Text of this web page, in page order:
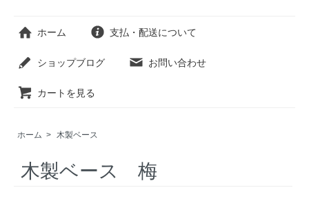
ホーム 支払・配送について
ショップブログ お問い合わせ
カートを見る
ホーム > 木製ベース
木製ベース 梅